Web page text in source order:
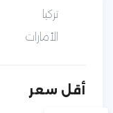
تركيا
الأمارات
أقل سعر